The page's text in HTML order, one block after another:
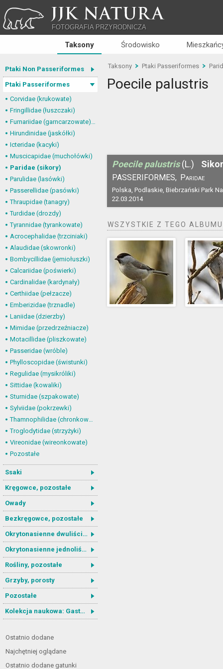
JJK NATURA
FOTOGRAFIA PRZYRODNICZA
Taksony Środowisko
Ptaki Non Passeriformes
Ptaki Passeriformes
Corvidae (krukowate)
Fringillidae (łuszczaki)
Furnariidae (garncarzowate) i Dendrocolaptidae (tęgosterowate)
Hirundinidae (jaskółki)
Icteridae (kacyki)
Muscicapidae (muchołówki)
Paridae (sikory)
Parulidae (lasówki)
Passerellidae (pasówki)
Thraupidae (tanagry)
Turdidae (drozdy)
Tyrannidae (tyrankowate)
Acrocephalidae (trzciniaki)
Alaudidae (skowronki)
Bombycillidae (jemiołuszki)
Calcariidae (poświerki)
Cardinalidae (kardynały)
Certhiidae (pełzacze)
Emberizidae (trznadle)
Laniidae (dzierzby)
Mimidae (przedrzeźniacze)
Motacillidae (pliszkowate)
Passeridae (wróble)
Phylloscopidae (świstunki)
Regulidae (mysikróliki)
Sittidae (kowaliki)
Sturnidae (szpakowate)
Sylviidae (pokrzewki)
Thamnophilidae (chronkowate)
Troglodytidae (strzyżyki)
Vireonidae (wireonkowate)
Pozostałe
Ssaki
Kręgowce, pozostałe
Owady
Bezkręgowce, pozostałe
Okrytonasienne dwuliścienne
Okrytonasienne jednoliścienne
Rośliny, pozostałe
Grzyby, porosty
Pozostałe
Kolekcja naukowa: Gastrotricha
Ostatnio dodane
Najchętniej oglądane
Ostatnio dodane gatunki
Taksony Ptaki Passeriformes
Poecile palustris
Poecile palustris (L.)
PASSERIFORMES, Paridae
Polska, Podlaskie, Biebrzański Park
22.03.2014
WSZYSTKIE Z TEGO ALBUMU